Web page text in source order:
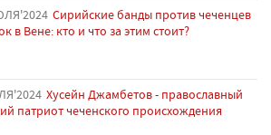
Сирийские банды против чеченцев
в Вене: кто и что за этим стоит?
Хусейн Джамбетов - православный
патриот чеченского происхождения